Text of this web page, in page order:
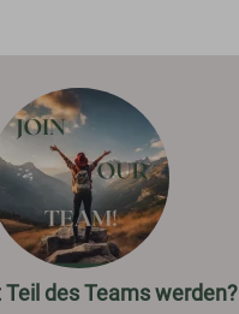
Teil des Teams werden?